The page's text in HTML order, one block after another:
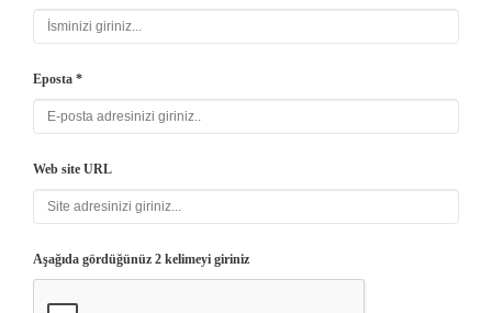
Eposta *
Web site URL
Aşağıda gördüğünüz 2 kelimeyi giriniz